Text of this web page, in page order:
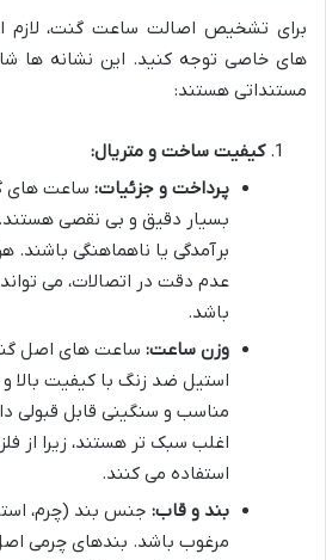
برای تشخیص اصالت ساعت گنت، لازم
های خاصی توجه کنید. این نشانه ها
مستنداتی هستند:
کیفیت ساخت و متریال:
پرداخت و جزئیات: ساعت های
بسیار دقیق و بی نقصی
برآمدگی یا ناهماهنگی باشند.
عدم دقت در اتصالات، می
باشد.
وزن ساعت: ساعت های اصل
استیل ضد زنگ با کیفیت بالا و
مناسب و سنگینی قابل قبولی
اغلب سبک تر هستند، زیرا از
استفاده می کنند.
بند و قاب: جنس بند (چرم،
مرغوب باشد. بندهای چرمی